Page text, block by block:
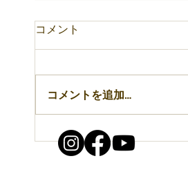
8月のお知らせ
コメント
コメントを追加…